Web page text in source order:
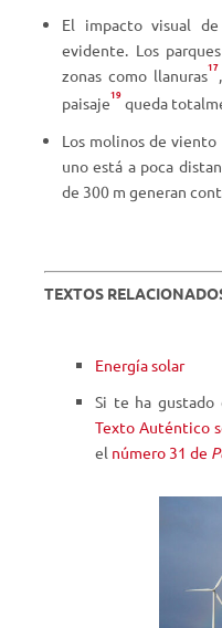
El impacto visual
evidente. Los
zonas como llanuras17
paisaje19 queda
Los molinos de
uno está a poca
de 300 m generan
TEXTOS
Energía solar
Si te ha gustado
Texto Auténtico
el número 31 de